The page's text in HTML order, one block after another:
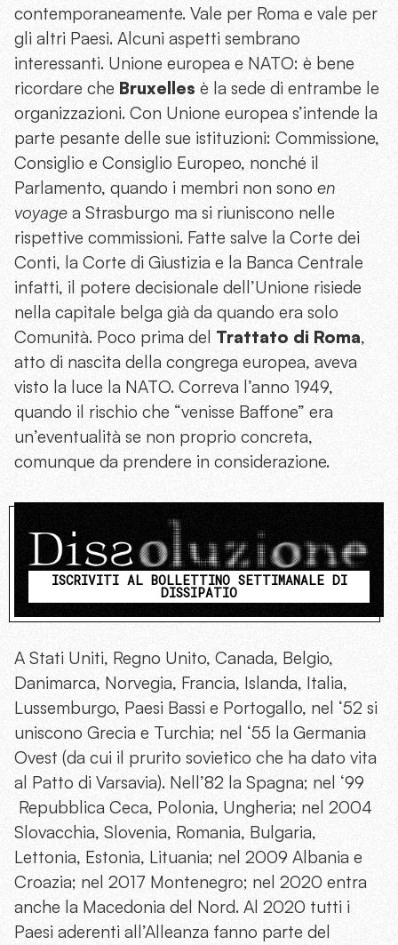
contemporaneamente. Vale per Roma e vale per
gli altri Paesi. Alcuni aspetti sembrano
interessanti. Unione europea e NATO: è bene
ricordare che Bruxelles è la sede di entrambe le
organizzazioni. Con Unione europea s’intende la
parte pesante delle sue istituzioni: Commissione,
Consiglio e Consiglio Europeo, nonché il
Parlamento, quando i membri non sono en
voyage a Strasburgo ma si riuniscono nelle
rispettive commissioni. Fatte salve la Corte dei
Conti, la Corte di Giustizia e la Banca Centrale
infatti, il potere decisionale dell’Unione risiede
nella capitale belga già da quando era solo
Comunità. Poco prima del Trattato di Roma,
atto di nascita della congrega europea, aveva
visto la luce la NATO. Correva l’anno 1949,
quando il rischio che “venisse Baffone” era
un’eventualità se non proprio concreta,
comunque da prendere in considerazione.
ISCRIVITI AL BOLLETTINO SETTIMANALE DI
DISSIPATIO
A Stati Uniti, Regno Unito, Canada, Belgio,
Danimarca, Norvegia, Francia, Islanda, Italia,
Lussemburgo, Paesi Bassi e Portogallo, nel ‘52 si
uniscono Grecia e Turchia; nel ‘55 la Germania
Ovest (da cui il prurito sovietico che ha dato vita
al Patto di Varsavia). Nell’82 la Spagna; nel ‘99
Repubblica Ceca, Polonia, Ungheria; nel 2004
Slovacchia, Slovenia, Romania, Bulgaria,
Lettonia, Estonia, Lituania; nel 2009 Albania e
Croazia; nel 2017 Montenegro; nel 2020 entra
anche la Macedonia del Nord. Al 2020 tutti i
Paesi aderenti all’Alleanza fanno parte del